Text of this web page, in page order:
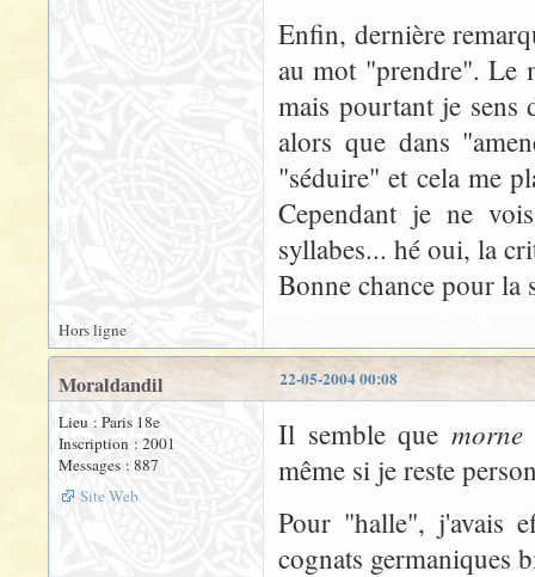
Enfin, dernière
au mot "prendre". Le
mais pourtant je
alors que dans
"séduire" et cela me
Cependant je ne
syllabes... hé oui, la
Bonne chance pour la
Hors ligne
22-05-2004 00:08
Moraldandil
Lieu : Paris 18e
Inscription : 2001
Messages : 887
Site Web
Il semble que morne
même si je reste
Pour "halle", j'avais
cognats germaniques